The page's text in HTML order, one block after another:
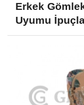
Erkek
Uyumu